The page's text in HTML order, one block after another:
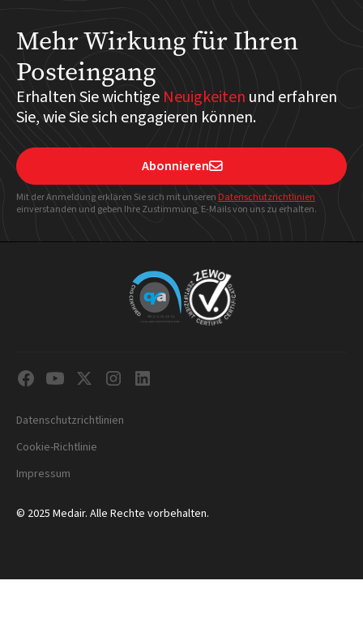
Mehr Wirkung für Ihren
Posteingang
Erhalten Sie wichtige Neuigkeiten und erfahren
Sie, wie Sie sich engagieren können.
Abonnieren
Mit der Anmeldung erklären Sie sich mit unseren Datenschutzrichtlinien
einverstanden und geben Ihre Zustimmung, E-Mails von uns zu erhalten.
© 2025 Medair. Alle Rechte vorbehalten.
Datenschutzrichtlinien
Cookie-Richtlinie
Impressum